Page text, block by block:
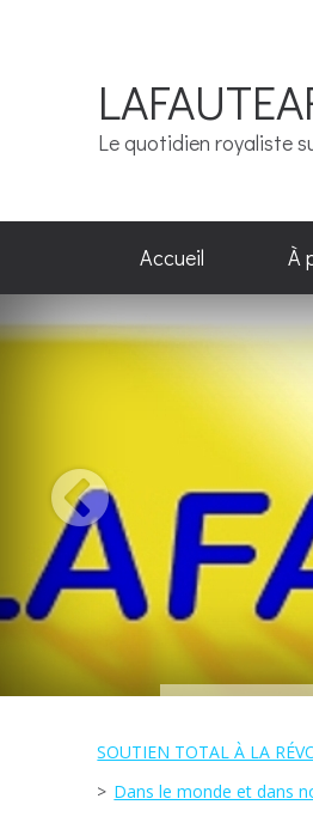
Le quotidien royaliste
Accueil À
SOUTIEN TOTAL À LA
Dans le monde et dans